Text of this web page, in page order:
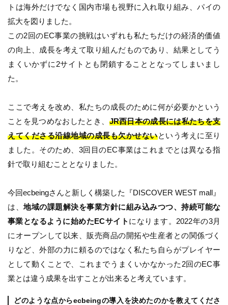
トは海外だけでなく国内市場も視野に入れ取り組み、パイの
拡大を図りました。
この2回のEC事業の挑戦はいずれも私たちだけの経済的価値
の向上、成長を考えて取り組んだものであり、結果としてう
まくいかずに2サイトとも閉鎖することとなってしまいまし
た。
ここで考えを改め、私たちの成長のために何が必要かという
ことを見つめなおしたとき、 JR西日本の成長には私たちを支
えてくださる沿線地域の成長も欠かせないという考えに至り
ました。そのため、3回目のEC事業はこれまでとは異なる指
針で取り組むこととなりました。
今回ecbeingさんと新しく構築した『DISCOVER WEST mall』
は、地域の課題解決を事業方針に組み込みつつ、持続可能な
事業となるように始めたECサイト になります。2022年の3月
にオープンして以来、販売商品の開拓や生産者との関係づく
りなど、外部の力に頼るのではなく私たち自らがプレイヤー
として動くことで、これまでうまくいかなかった2回のEC事
業とは違う成果を出すことが出来ると考えています。
どのような点からecbeingの導入を決めたのかを教えてくださ